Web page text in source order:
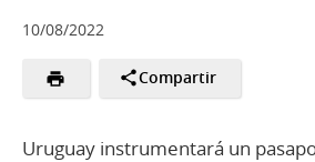
10/08/2022
Compartir
Uruguay instrumentará un